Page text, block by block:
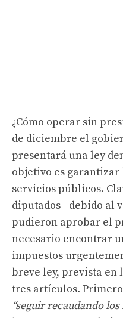
¿Cómo operar sin
de diciembre el
presentará una ley
objetivo es
servicios públicos.
diputados –debido al
pudieron aprobar el
necesario encontrar
impuestos
breve ley, prevista en
tres artículos.
“seguir recaudando